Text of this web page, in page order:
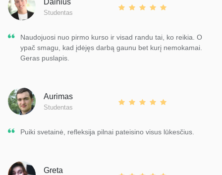
Studentas
Naudojuosi nuo pirmo kurso ir visad randu tai, ko reikia. O
ypač smagu, kad įdėjęs darbą gaunu bet kurį nemokamai.
Geras puslapis.
Aurimas
Studentas
Puiki svetainė, refleksija pilnai pateisino visus lūkesčius.
Greta